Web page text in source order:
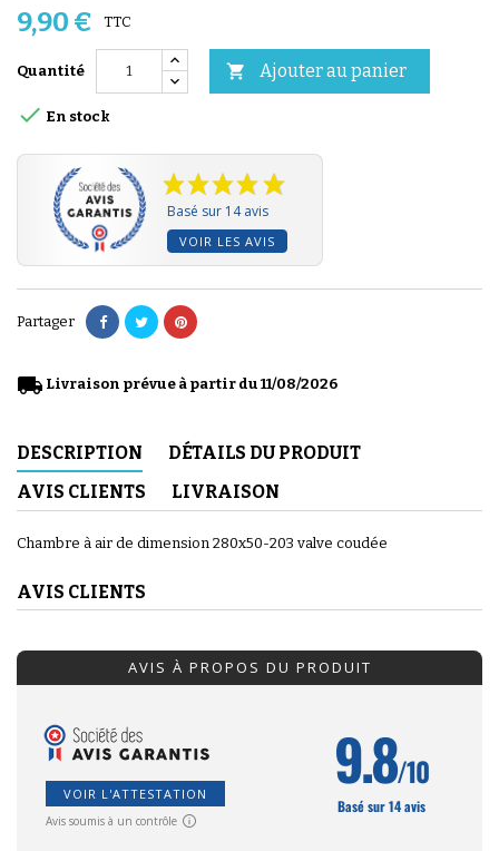
9,90 € TTC
Quantité  Ajouter au panier
 En stock
Basé sur 14 avis
VOIR LES AVIS
Partager
local_shipping Livraison prévue à partir du 11/08/2026
DESCRIPTION
DÉTAILS DU PRODUIT
AVIS CLIENTS
LIVRAISON
Chambre à air de dimension 280x50-203 valve coudée
AVIS CLIENTS
AVIS À PROPOS DU PRODUIT
VOIR L'ATTESTATION
Avis soumis à un contrôle
9.8/10
Basé sur 14 avis